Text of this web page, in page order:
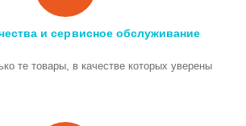
и сервисное обслуживание
те товары, в качестве которых уверены